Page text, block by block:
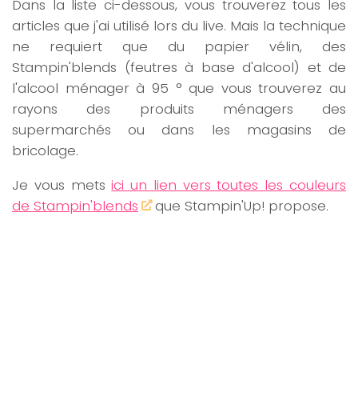
Dans la liste ci-dessous, vous trouverez tous les
articles que j'ai utilisé lors du live. Mais la technique
ne requiert que du papier vélin, des
Stampin'blends (feutres à base d'alcool) et de
l'alcool ménager à 95 ° que vous trouverez au
rayons des produits ménagers des
supermarchés ou dans les magasins de
bricolage.
Je vous metsici un lien vers toutes les couleurs
de Stampin'blends
que Stampin'Up! propose.